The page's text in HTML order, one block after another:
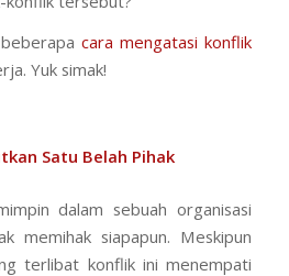
beberapacara mengatasi konflik
Yuk simak!
Satu Belah Pihak
dalam sebuah organisasi
memihak siapapun. Meskipun
terlibat konflik ini menempati